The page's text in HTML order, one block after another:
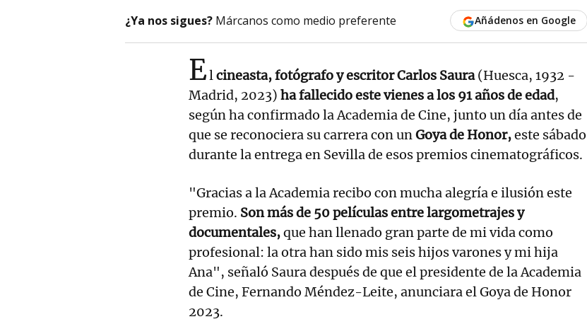
¿Ya nos sigues? Márcanos como medio preferente Añádenos en Google
Elcineasta, fotógrafo y escritor Carlos Saura(Huesca, 1932 -
Madrid, 2023) ha fallecido este vienes a los 91 años de edad,
según ha confirmado la Academia de Cine, junto un día antes de
que se reconociera su carrera con unGoya de Honor,este sábado
durante la entrega en Sevilla de esos premios cinematográficos.
"Gracias a la Academia recibo con mucha alegría e ilusión este
premio. Son más de 50 películas entre largometrajes y
documentales,que han llenado gran parte de mi vida como
profesional: la otra han sido mis seis hijos varones y mi hija
Ana", señaló Saura después de que el presidente de la Academia
de Cine, Fernando Méndez-Leite, anunciara el Goya de Honor
2023.